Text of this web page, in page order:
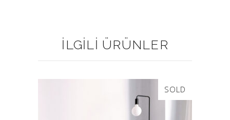
İLGILI ÜRÜNLER
SOLD